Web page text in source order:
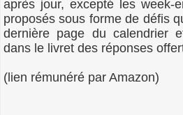
après jour, excepté les week-
proposés sous forme de défis
dernière page du calendrier
dans le livret des réponses
(lien rémunéré par Amazon)